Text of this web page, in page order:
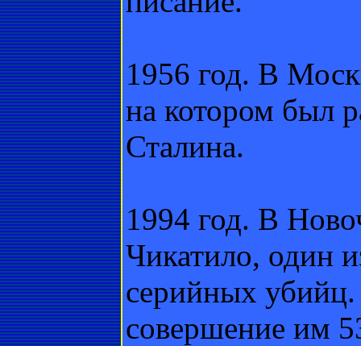
1956 год. В
на котором был
Сталина.
1994 год. В
Чикатило, один
серийных
совершение им